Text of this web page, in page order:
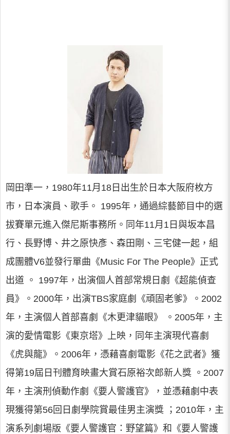
岡田準一，1980年11月18日出生於日本大阪府枚方
市，日本演員、歌手。 1995年，通過綜藝節目中的選
拔賽單元進入傑尼斯事務所。同年11月1日與坂本昌
行、長野博、井之原快彥、森田剛、三宅健一起，組
成團體V6並發行單曲《Music For The People》正式
出道 。 1997年，出演個人首部常規日劇《超能偵查
員》。2000年，出演TBS家庭劇《頑固老爹》。2002
年，主演個人首部喜劇《木更津貓眼》 。2005年，主
演的愛情電影《東京塔》上映，同年主演現代喜劇
《虎與龍》。2006年，憑藉喜劇電影《花之武者》獲
得第19屆日刊體育映畫大賞石原裕次郎新人獎 。2007
年，主演刑偵動作劇《要人警護官》，並憑藉劇中表
現獲得第56回日劇學院賞最佳男主演獎 ；2010年，主
演系列劇場版《要人警護官：野望篇》和《要人警護